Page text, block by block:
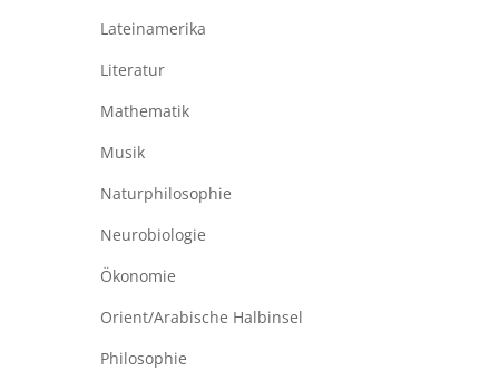
Lateinamerika
Literatur
Mathematik
Musik
Naturphilosophie
Neurobiologie
Ökonomie
Orient/Arabische Halbinsel
Philosophie